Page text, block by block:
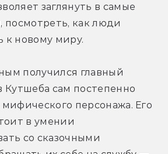
заглянуть в самые
посмотреть, как люди
к новому миру.
получился главный
Кутшеба сам постепенно
мифического персонажа. Его
в умении
со сказочными